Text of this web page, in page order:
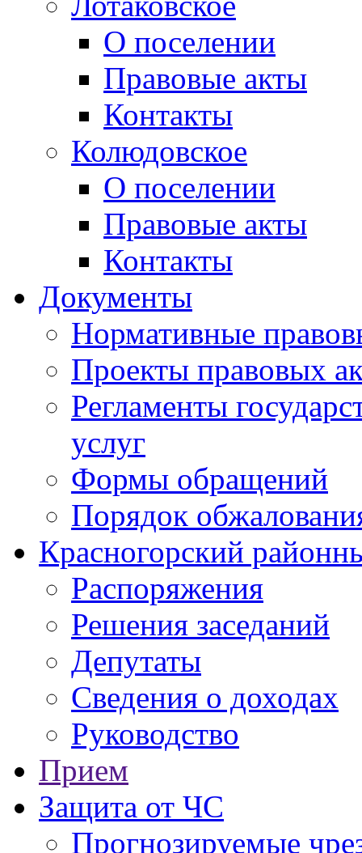
О поселении
Правовые акты
Контакты
Колюдовское
О поселении
Правовые акты
Контакты
Документы
Нормативные
Проекты правовых
Регламенты
услуг
Формы обращений
Порядок
Красногорский
Распоряжения
Решения заседаний
Депутаты
Сведения о доходах
Руководство
Прием
Защита от ЧС
Прогнозируемые